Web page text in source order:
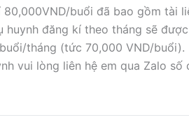
80,000VND/buổi đã bao gồm tài
huynh đăng kí theo tháng sẽ
tháng (tức 70,000 VND/buổi).
vui lòng liên hệ em qua Zalo